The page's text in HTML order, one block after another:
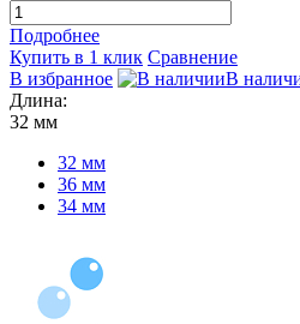
Подробнее
Купить в 1 клик Сравнение
В избранное
В
Длина:
32 мм
32 мм
36 мм
34 мм